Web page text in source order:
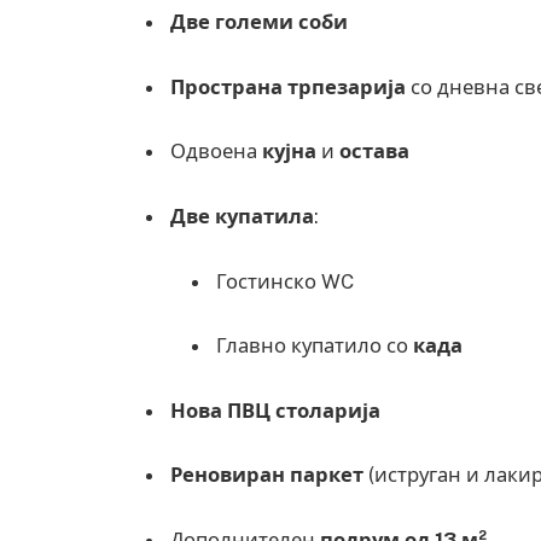
Две големи соби
Пространа трпезарија со дневна
Одвоена кујна и остава
Две купатила:
Гостинско WC
Главно купатило со када
Нова ПВЦ столарија
Реновиран паркет (иструган и